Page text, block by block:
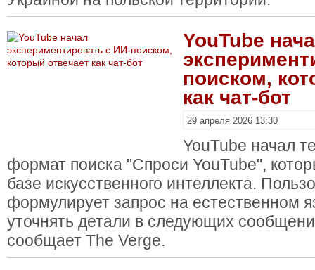
YouTube
поиском,
как чат-бот
29 апреля 2026 13:30
YouTube начал
формат поиска "Спроси YouTube",
базе искусственного интеллекта.
формулирует запрос на естественном
уточнять детали в следующих
сообщает The Verge.